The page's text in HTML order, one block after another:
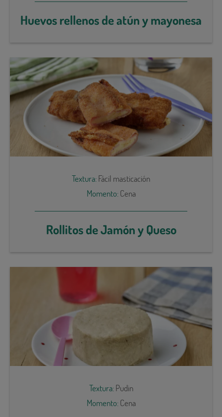
Huevos rellenos de atún y mayonesa
Textura:Fácil masticación
Momento:Cena
Rollitos de Jamón y Queso
Textura:Pudin
Momento:Cena